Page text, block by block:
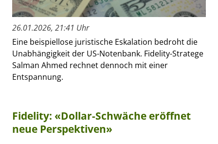
26.01.2026, 21:41 Uhr
Eine beispiellose juristische Eskalation bedroht die
Unabhängigkeit der US-Notenbank. Fidelity-Stratege
Salman Ahmed rechnet dennoch mit einer
Entspannung.
Fidelity: «Dollar-Schwäche eröffnet
neue Perspektiven»